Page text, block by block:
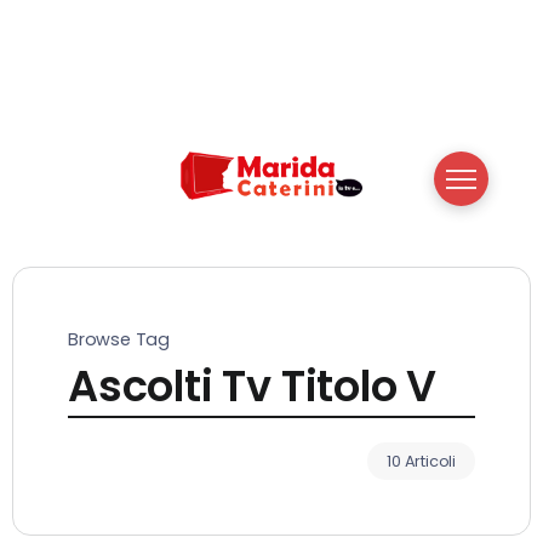
Browse Tag
Ascolti Tv Titolo V
10 Articoli